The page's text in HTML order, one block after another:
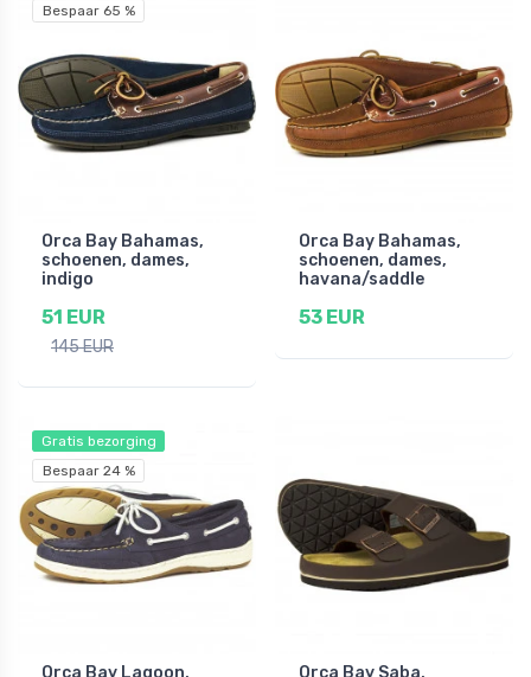
Bespaar 65 %
Orca Bay Bahamas,
schoenen, dames,
indigo
51 EUR
145 EUR
Orca Bay Bahamas,
schoenen, dames,
havana/saddle
53 EUR
Gratis bezorging
Bespaar 24 %